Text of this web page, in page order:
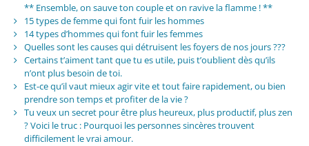
** Ensemble, on sauve ton couple et on ravive la flamme ! **
15 types de femme qui font fuir les hommes
14 types d’hommes qui font fuir les femmes
Quelles sont les causes qui détruisent les foyers de nos jours ???
Certains t’aiment tant que tu es utile, puis t’oublient dès qu’ils
n’ont plus besoin de toi.
Est-ce qu’il vaut mieux agir vite et tout faire rapidement, ou bien
prendre son temps et profiter de la vie ?
Tu veux un secret pour être plus heureux, plus productif, plus zen
? Voici le truc : Pourquoi les personnes sincères trouvent
difficilement le vrai amour.